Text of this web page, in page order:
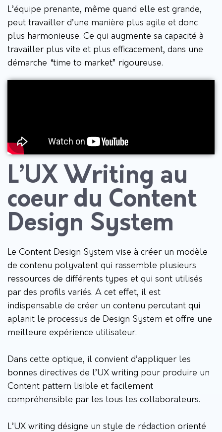
L’équipe prenante, même quand elle est grande,
peut travailler d’une manière plus agile et donc
plus harmonieuse. Ce qui augmente sa capacité à
travailler plus vite et plus efficacement, dans une
démarche “time to market” rigoureuse.
L’UX Writing au
coeur du Content
Design System
Le Content Design System vise à créer un modèle
de contenu polyvalent qui rassemble plusieurs
ressources de différents types et qui sont utilisés
par des profils variés. A cet effet, il est
indispensable de créer un contenu percutant qui
aplanit le processus de Design System et offre une
meilleure expérience utilisateur.
Dans cette optique, il convient d’appliquer les
bonnes directives de l’UX writing pour produire un
Content pattern lisible et facilement
compréhensible par les tous les collaborateurs.
L’UX writing désigne un style de rédaction orienté